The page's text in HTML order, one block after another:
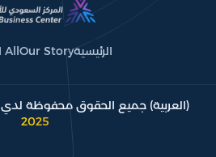
الرئيسيةOur StoryAll الخدمات
(العربية) جميع الحقوق محفوظة
2025